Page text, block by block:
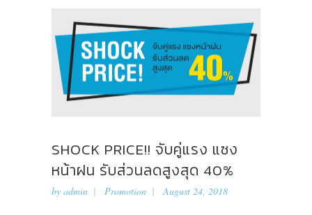
SHOCK PRICE!! จับคู่แรง แซง
หน้าฝน รับส่วนลดสูงสุด 40%
by admin Promotion August 24, 2018